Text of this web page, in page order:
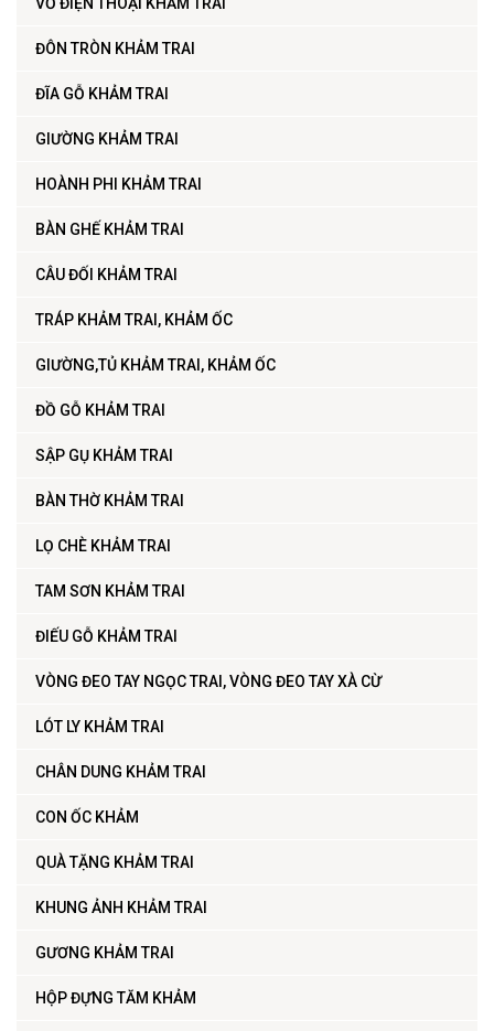
ĐÔN TRÒN KHẢM TRAI
ĐĨA GỖ KHẢM TRAI
GIƯỜNG KHẢM TRAI
HOÀNH PHI KHẢM TRAI
BÀN GHẾ KHẢM TRAI
CÂU ĐỐI KHẢM TRAI
TRÁP KHẢM TRAI, KHẢM ỐC
GIƯỜNG,TỦ KHẢM TRAI, KHẢM ỐC
ĐỒ GỖ KHẢM TRAI
SẬP GỤ KHẢM TRAI
BÀN THỜ KHẢM TRAI
LỌ CHÈ KHẢM TRAI
TAM SƠN KHẢM TRAI
ĐIẾU GỖ KHẢM TRAI
VÒNG ĐEO TAY NGỌC TRAI, VÒNG ĐEO TAY XÀ CỪ
LÓT LY KHẢM TRAI
CHÂN DUNG KHẢM TRAI
CON ỐC KHẢM
QUÀ TẶNG KHẢM TRAI
KHUNG ẢNH KHẢM TRAI
GƯƠNG KHẢM TRAI
HỘP ĐỰNG TĂM KHẢM